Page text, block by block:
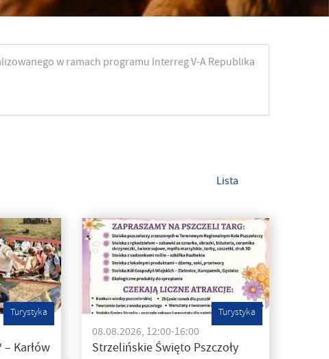
w ramach programu Interreg V-A Republika
Lista
Turystyka
Karłów
Turystyka
08.08.2026, 12:00-16:00
Strzelińskie Święto Pszczoły